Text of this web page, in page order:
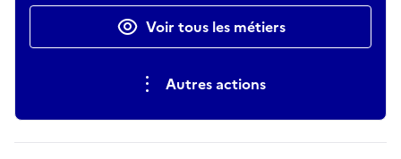
Actions rapidesVoir tous les métiers
Autres actions